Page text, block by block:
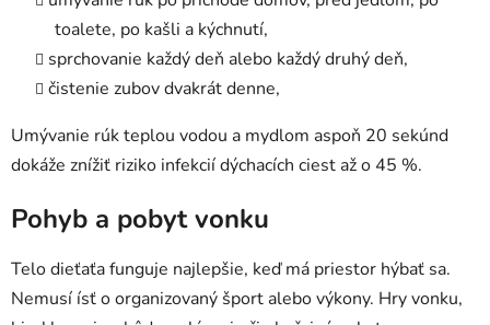
toalete, po kašli a kýchnutí,
sprchovanie každý deň alebo každý druhý deň,
čistenie zubov dvakrát denne,
Umývanie rúk teplou vodou a mydlom aspoň 20 sekúnd
dokáže znížiť riziko infekcií dýchacích ciest až o 45 %.
Pohyb a pobyt vonku
Telo dieťaťa funguje najlepšie, keď má priestor hýbať sa.
Nemusí ísť o organizovaný šport alebo výkony. Hry vonku,